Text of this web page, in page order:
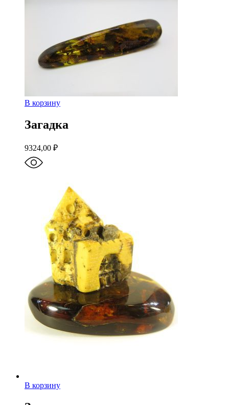
В корзину
Загадка
9324,00 ₽
В корзину